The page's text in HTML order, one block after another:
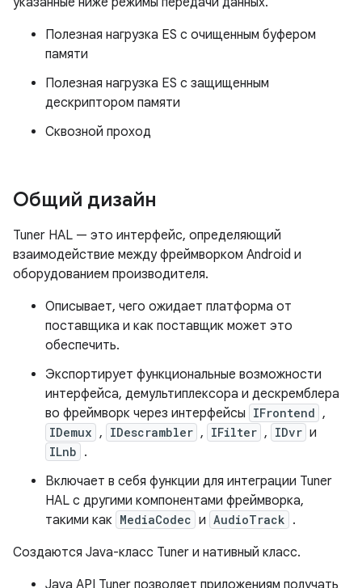
Полезная нагрузка ES с очищенным буфером
памяти
Полезная нагрузка ES с защищенным
дескриптором памяти
Сквозной проход
Общий дизайн
Tuner HAL — это интерфейс, определяющий
взаимодействие между фреймворком Android и
оборудованием производителя.
Описывает, чего ожидает платформа от
поставщика и как поставщик может это
обеспечить.
Экспортирует функциональные возможности
интерфейса, демультиплексора и дескремблера
во фреймворк через интерфейсы IFrontend ,
IDemux , IDescrambler , IFilter , IDvr и
ILnb .
Включает в себя функции для интеграции Tuner
HAL с другими компонентами фреймворка,
такими как MediaCodec и AudioTrack .
Создаются Java-класс Tuner и нативный класс.